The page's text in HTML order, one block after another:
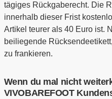
tägiges Rückgaberecht. Die
innerhalb dieser Frist
Artikel teurer als 40 Euro ist.
beiliegende
zu frankieren.
Wenn du mal nicht
VIVOBAREFOOT